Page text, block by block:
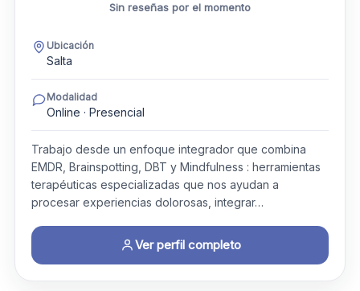
Sin reseñas por el momento
Ubicación
Salta
Modalidad
Online · Presencial
Trabajo desde un enfoque integrador que combina
EMDR, Brainspotting, DBT y Mindfulness : herramientas
terapéuticas especializadas que nos ayudan a
procesar experiencias dolorosas, integrar…
Ver perfil completo